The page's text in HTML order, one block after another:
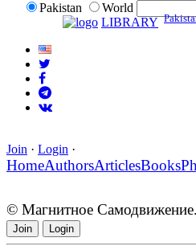
Pakistan
World
LIBRARY
Join · Login ·
HomeAuthorsArticlesBooks
© Магнитное Самодвижение.
Join Login